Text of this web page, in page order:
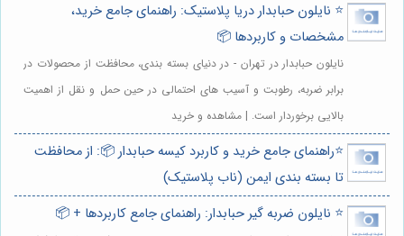
⭐️ نایلون حبابدار دریا پلاستیک: راهنمای جامع خرید،
مشخصات و کاربردها 📦
نایلون حبابدار در تهران - در دنیای بسته بندی، محافظت از محصولات در
برابر ضربه، رطوبت و آسیب های احتمالی در حین حمل و نقل از اهمیت
بالایی برخوردار است. | مشاهده و خرید
⭐️راهنمای جامع خرید و کاربرد کیسه حبابدار 📦: از محافظت
تا بسته بندی ایمن (ناب پلاستیک)
⭐️ نایلون ضربه گیر حبابدار: راهنمای جامع کاربردها + 📦